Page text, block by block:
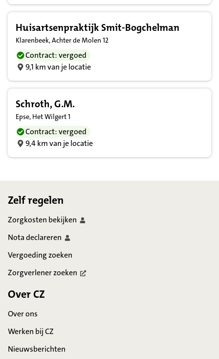
Huisartsenpraktijk Smit-Bogchelman
Klarenbeek, Achter de Molen 12
Contract: vergoed
9,1 km van je locatie
Schroth, G.M.
Epse, Het Wilgert 1
Contract: vergoed
9,4 km van je locatie
Zelf regelen
Zorgkosten bekijken
Notadeclareren
Vergoeding zoeken
Zorgverlenerzoeken
Over CZ
Over ons
Werken bij CZ
Nieuwsberichten